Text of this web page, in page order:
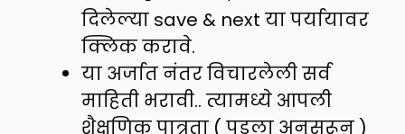
दिलेल्या save & next या पर्यायावर
क्लिक करावे.
या अर्जात नंतर विचारलेली सर्व
माहिती भरावी.. त्यामध्ये आपली
शैक्षणिक पात्रता ( पडला अनुसरून )